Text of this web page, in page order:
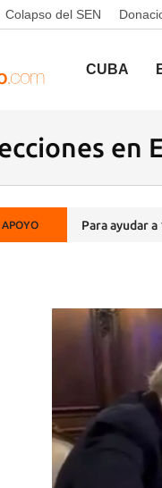
Colapso del SEN
CUBA
en
APOYO Para ayudar